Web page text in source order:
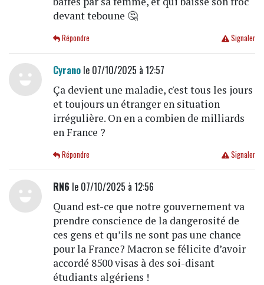
devant teboune 🤔
Signaler
Répondre
Cyranole 07/10/2025 à 12:57
Ça devient une maladie, c'est tous les jours
et toujours un étranger en situation
irrégulière. On en a combien de milliards
en France ?
Signaler
Répondre
RN6 le 07/10/2025 à 12:56
Quand est-ce que notre gouvernement va
prendre conscience de la dangerosité de
ces gens et qu’ils ne sont pas une chance
pour la France? Macron se félicite d’avoir
accordé 8500 visas à des soi-disant
étudiants algériens !